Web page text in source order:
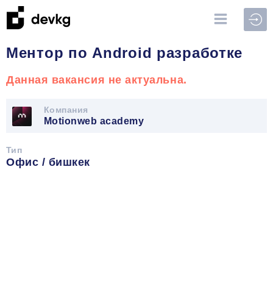
Ментор по Android разработке
Данная вакансия не актуальна.
Компания
Motionweb academy
Тип
Офис / бишкек